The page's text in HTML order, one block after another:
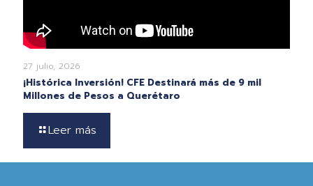
27 julio, 2026
¡Histórica Inversión! CFE Destinará más de 9 mil
Millones de Pesos a Querétaro
Leer más